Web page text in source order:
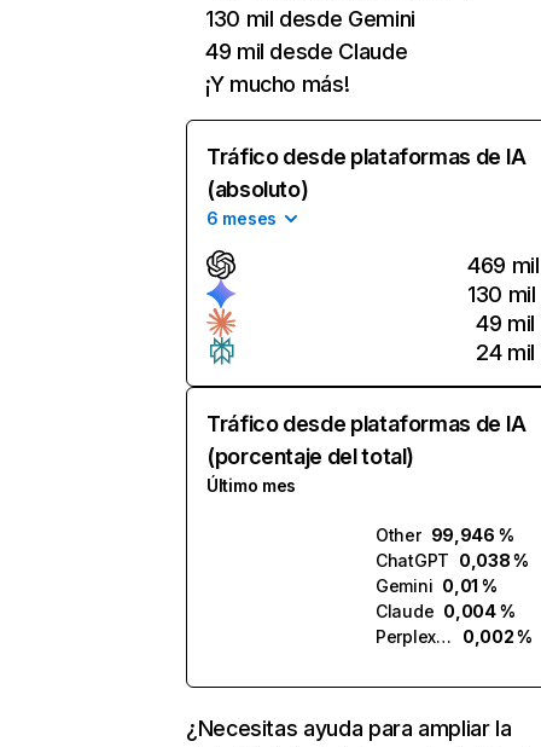
130 mil desde Gemini
49 mil desde Claude
¡Y mucho más!
Tráfico desde plataformas de IA
(absoluto)
6 meses
469 mil
130 mil
49 mil
24 mil
Tráfico desde plataformas de IA
(porcentaje del total)
Último mes
Other 99,946 %
ChatGPT 0,038 %
Gemini 0,01 %
Claude 0,004 %
Perplexity
0,002 %
¿Necesitas ayuda para ampliar la